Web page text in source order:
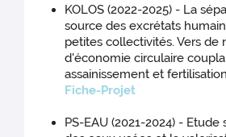
KOLOS (2022-2025) - La
source des excrétats
petites collectivités. Vers de
d'économie circulaire
assainissement et
Fiche-Projet
PS-EAU (2021-2024) -